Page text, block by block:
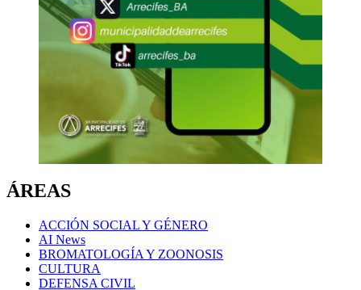
ÁREAS
ACCIÓN SOCIAL Y GÉNERO
AI News
BROMATOLOGÍA Y ZOONOSIS
CULTURA
DEFENSA CIVIL